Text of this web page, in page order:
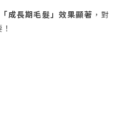
成長期毛髮」效果顯著 ，對